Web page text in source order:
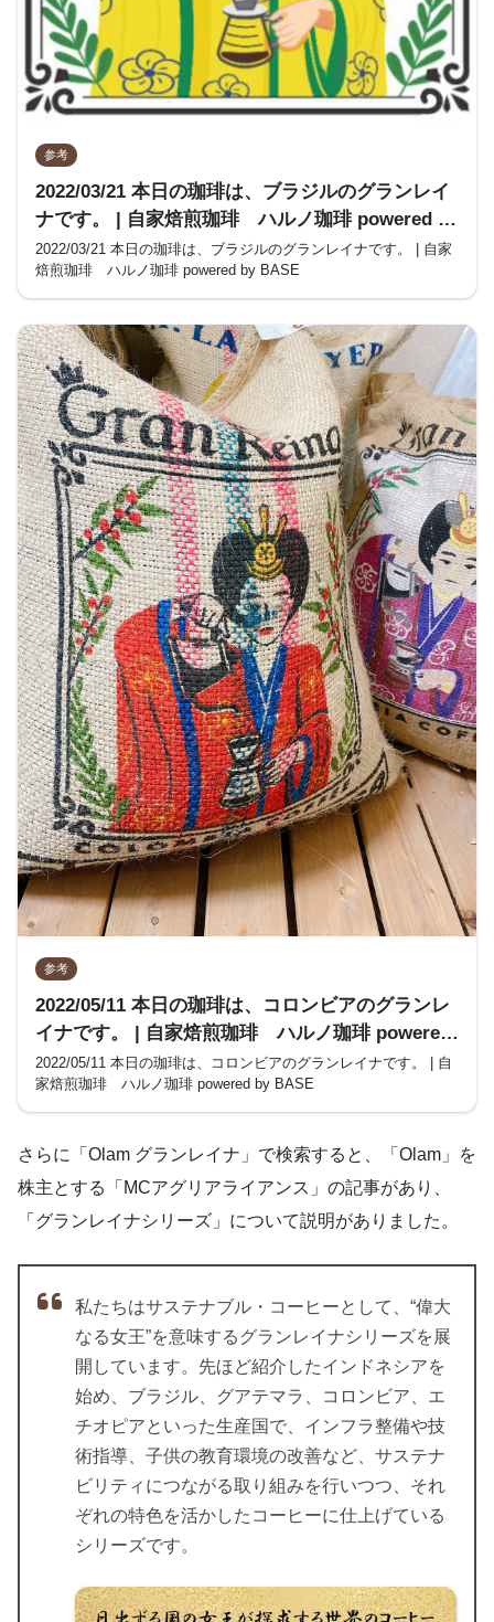
参考
2022/03/21 本日の珈琲は、ブラジルのグランレイ
ナです。 | 自家焙煎珈琲 ハルノ珈琲 powered by
BASE
2022/03/21 本日の珈琲は、ブラジルのグランレイナです。 | 自家
焙煎珈琲 ハルノ珈琲 powered by BASE
参考
2022/05/11 本日の珈琲は、コロンビアのグランレ
イナです。 | 自家焙煎珈琲 ハルノ珈琲 powered
by BASE
2022/05/11 本日の珈琲は、コロンビアのグランレイナです。 | 自
家焙煎珈琲 ハルノ珈琲 powered by BASE
さらに「Olam グランレイナ」で検索すると、「Olam」を
株主とする「MCアグリアライアンス」の記事があり、
「グランレイナシリーズ」について説明がありました。
私たちはサステナブル・コーヒーとして、“偉大
なる女王”を意味するグランレイナシリーズを展
開しています。先ほど紹介したインドネシアを
始め、ブラジル、グアテマラ、コロンビア、エ
チオピアといった生産国で、インフラ整備や技
術指導、子供の教育環境の改善など、サステナ
ビリティにつながる取り組みを行いつつ、それ
ぞれの特色を活かしたコーヒーに仕上げている
シリーズです。